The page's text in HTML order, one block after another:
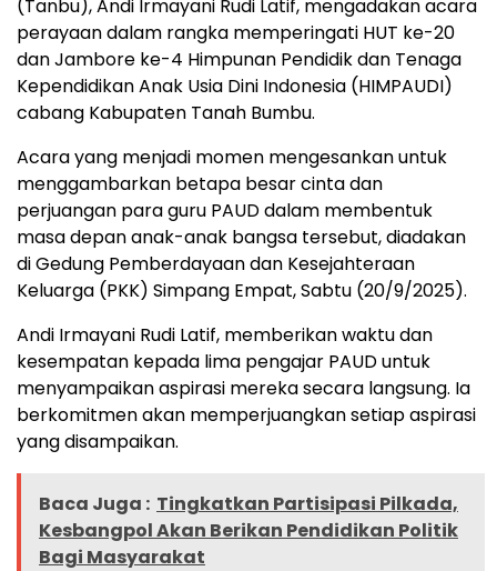
(Tanbu), Andi Irmayani Rudi Latif, mengadakan acara
perayaan dalam rangka memperingati HUT ke-20
dan Jambore ke-4 Himpunan Pendidik dan Tenaga
Kependidikan Anak Usia Dini Indonesia (HIMPAUDI)
cabang Kabupaten Tanah Bumbu.
Acara yang menjadi momen mengesankan untuk
menggambarkan betapa besar cinta dan
perjuangan para guru PAUD dalam membentuk
masa depan anak-anak bangsa tersebut, diadakan
di Gedung Pemberdayaan dan Kesejahteraan
Keluarga (PKK) Simpang Empat, Sabtu (20/9/2025).
Andi Irmayani Rudi Latif, memberikan waktu dan
kesempatan kepada lima pengajar PAUD untuk
menyampaikan aspirasi mereka secara langsung. Ia
berkomitmen akan memperjuangkan setiap aspirasi
yang disampaikan.
Baca Juga : Tingkatkan Partisipasi Pilkada,
Kesbangpol Akan Berikan Pendidikan Politik
Bagi Masyarakat